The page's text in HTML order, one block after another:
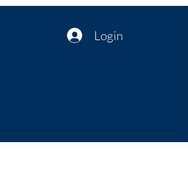
Login